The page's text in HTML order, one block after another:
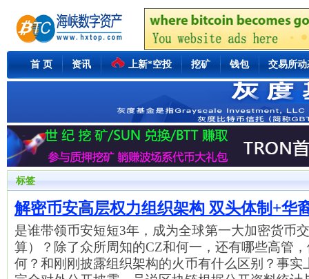
首 页 资讯 上新*空投 挖矿 钱包 交易所动
标签
解密币安高层权力组织架构 双头体制+华
是谁带领币安短短3年，成为全球第一大加密货币
算）？除了众所周知的CZ和何一，还有哪些高管
何？和刚刚披露组织架构的火币有什么区别？事实